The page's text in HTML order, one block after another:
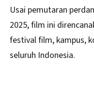
Usai pemutaran
2025, film ini
festival film, kampus,
seluruh Indonesia.